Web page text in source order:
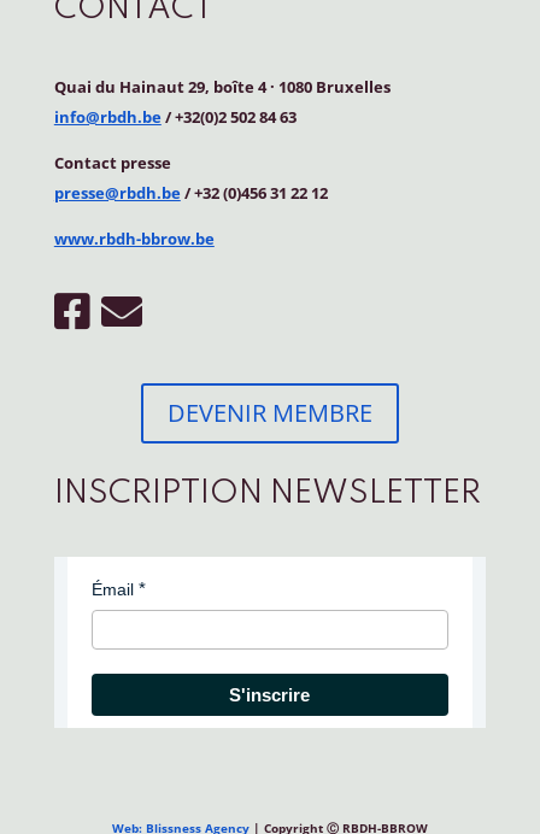
CONTACT
Quai du Hainaut 29, boîte 4· 1080 Bruxelles
info@rbdh.be/ +32(0)2 502 84 63
Contact presse
presse@rbdh.be/ +32 (0)456 31 22 12
www.rbdh-bbrow.be
DEVENIR MEMBRE
INSCRIPTION NEWSLETTER
Émail
S'inscrire
Web: Blissness Agency| Copyright Ⓒ RBDH-BBROW